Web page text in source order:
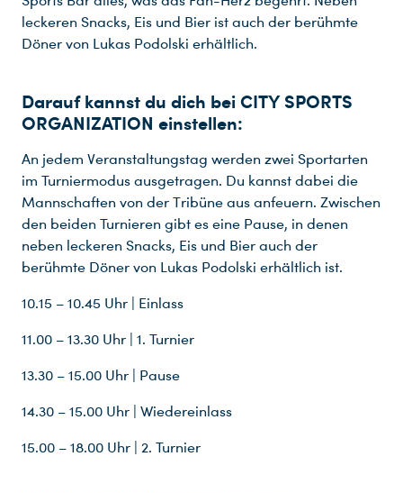
leckeren Snacks, Eis und Bier ist auch der berühmte
Döner von Lukas Podolski erhältlich.
Darauf kannst du dich bei CITY SPORTS
ORGANIZATION einstellen:
An jedem Veranstaltungstag werden zwei Sportarten
im Turniermodus ausgetragen. Du kannst dabei die
Mannschaften von der Tribüne aus anfeuern. Zwischen
den beiden Turnieren gibt es eine Pause, in denen
neben leckeren Snacks, Eis und Bier auch der
berühmte Döner von Lukas Podolski erhältlich ist.
10.15 – 10.45 Uhr | Einlass
11.00 – 13.30 Uhr | 1. Turnier
13.30 – 15.00 Uhr | Pause
14.30 – 15.00 Uhr | Wiedereinlass
15.00 – 18.00 Uhr | 2. Turnier